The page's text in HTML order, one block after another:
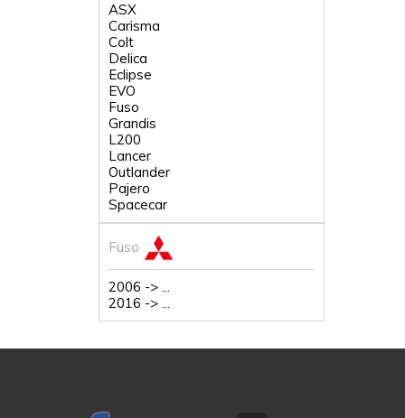
ASX
Carisma
Colt
Delica
Eclipse
EVO
Fuso
Grandis
L200
Lancer
Outlander
Pajero
Spacecar
Fuso
2006 -> ...
2016 -> ...